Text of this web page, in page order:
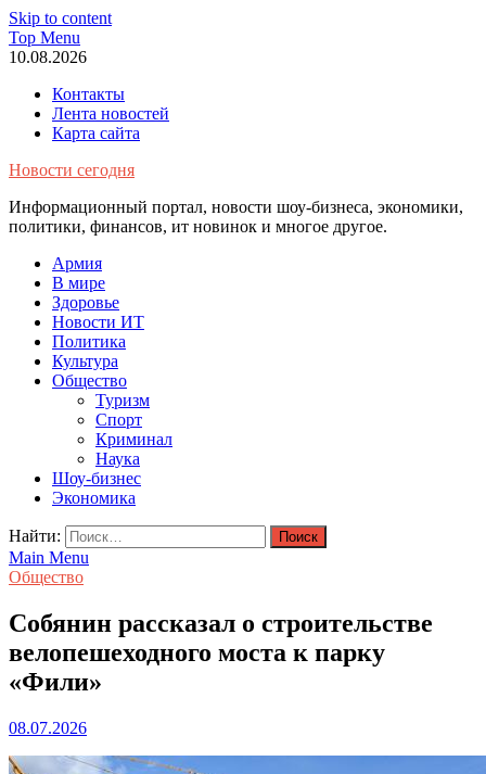
Skip to content
Top Menu
10.08.2026
Контакты
Лента новостей
Карта сайта
Новости сегодня
Информационный портал, новости шоу-бизнеса, экономики,
политики, финансов, ит новинок и многое другое.
Армия
В мире
Здоровье
Новости ИТ
Политика
Культура
Общество
Туризм
Спорт
Криминал
Наука
Шоу-бизнес
Экономика
Найти:
Main Menu
Общество
Собянин рассказал о строительстве
велопешеходного моста к парку
«Фили»
08.07.2026